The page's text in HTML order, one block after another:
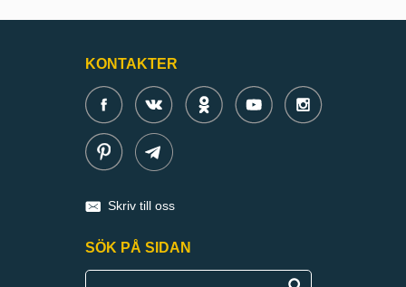
KONTAKTER
Skriv till oss
SÖK PÅ SIDAN